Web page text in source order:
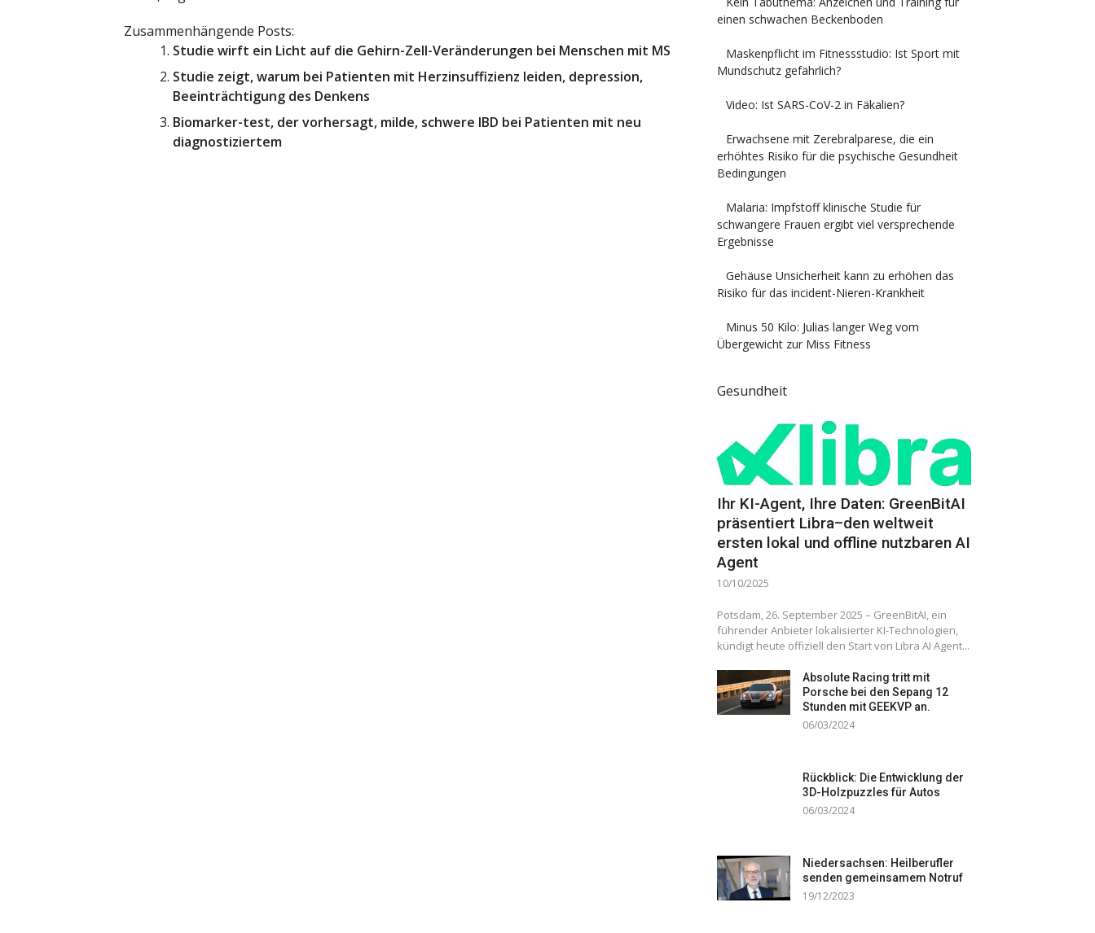
Zusammenhängende Posts:
Studie wirft ein Licht auf die Gehirn-Zell-Veränderungen bei Menschen mit MS
Studie zeigt, warum bei Patienten mit Herzinsuffizienz leiden, depression,
Beeinträchtigung des Denkens
Biomarker-test, der vorhersagt, milde, schwere IBD bei Patienten mit neu
diagnostiziertem
einen schwachen Beckenboden
Maskenpflicht im Fitnessstudio: Ist Sport mit
Mundschutz gefährlich?
Video: Ist SARS-CoV-2 in Fäkalien?
Erwachsene mit Zerebralparese, die ein
erhöhtes Risiko für die psychische Gesundheit
Bedingungen
Malaria: Impfstoff klinische Studie für
schwangere Frauen ergibt viel versprechende
Ergebnisse
Gehäuse Unsicherheit kann zu erhöhen das
Risiko für das incident-Nieren-Krankheit
Minus 50 Kilo: Julias langer Weg vom
Übergewicht zur Miss Fitness
Gesundheit
Ihr KI-Agent, Ihre Daten: GreenBitAI
präsentiert Libra–den weltweit
ersten lokal und offline nutzbaren AI
Agent
10/10/2025
Potsdam, 26. September 2025 – GreenBitAI, ein
führender Anbieter lokalisierter KI-Technologien,
kündigt heute offiziell den Start von Libra AI Agent...
Absolute Racing tritt mit
Porsche bei den Sepang 12
Stunden mit GEEKVP an.
06/03/2024
Rückblick: Die Entwicklung der
3D-Holzpuzzles für Autos
06/03/2024
Niedersachsen: Heilberufler
senden gemeinsamem Notruf
19/12/2023